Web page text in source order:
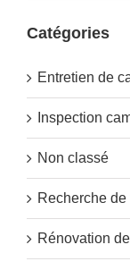
Catégories
Entretien de
Inspection
Non classé
Recherche de
Rénovation